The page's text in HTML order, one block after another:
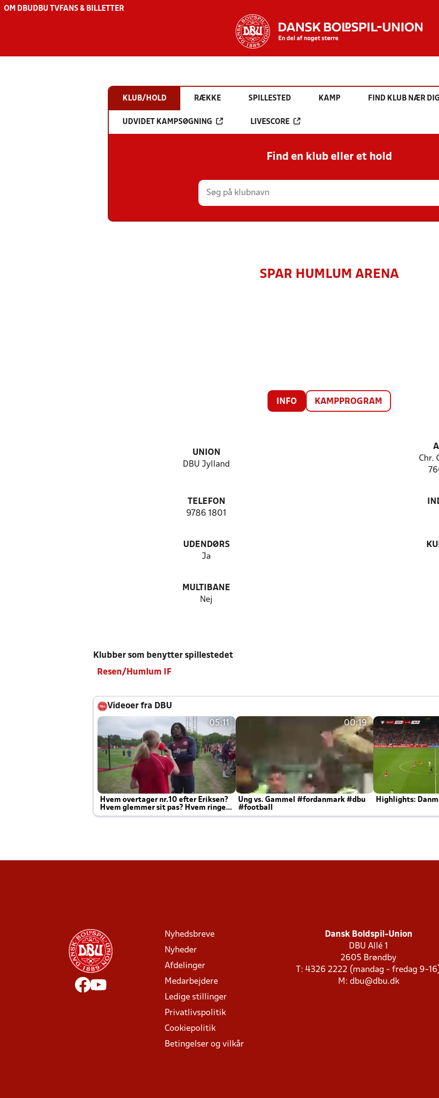
OM DBU DBU TV FANS & BILLETTER
KLUB/HOLD RÆKKE SPILLESTED KAMP FIND KLUB NÆR DIG
UDVIDET KAMPSØGNING LIVESCORE
Find en klub eller et hold
SPAR HUMLUM ARENA
INFO KAMPPROGRAM
UNION
DBU Jylland
Chr.
TELEFON
9786 1801
UDENDØRS
Ja
MULTIBANE
Nej
Klubber som benytter spillestedet
Resen/Humlum IF
Videoer fra DBU
05:11
Hvem overtager nr.10 efter Eriksen?
Hvem glemmer sit pas? Hvem ringer
Joachim altid til efter kampe?
00:19
Ung vs. Gammel #fordanmark #dbu
#football
Highlights:
Nyhedsbreve
Nyheder
Afdelinger
Medarbejdere
Ledige stillinger
Privatlivspolitik
Cookiepolitik
Betingelser og vilkår
Dansk Boldspil-Union
DBU Allé 1
2605 Brøndby
T: 4326 2222 (mandag - fredag 9-
M: dbu@dbu.dk